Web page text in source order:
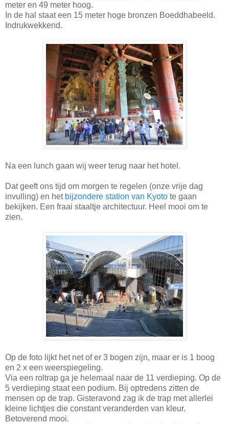
meter en 49 meter hoog.
In de hal staat een 15 meter hoge bronzen Boeddhabeeld.
Indrukwekkend.
Na een lunch gaan wij weer terug naar het hotel.
Dat geeft ons tijd om morgen te regelen (onze vrije dag
invulling) en het bijzondere station van Kyoto te gaan
bekijken. Een fraai staaltje architectuur. Heel mooi om te
zien.
Op de foto lijkt het net of er 3 bogen zijn, maar er is 1 boog
en 2 x een weerspiegeling.
Via een roltrap ga je helemaal naar de 11 verdieping. Op de
5 verdieping staat een podium. Bij optredens zitten de
mensen op de trap. Gisteravond zag ik de trap met allerlei
kleine lichtjes die constant veranderden van kleur.
Betoverend mooi.